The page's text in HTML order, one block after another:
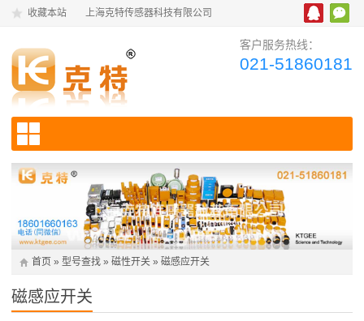
收藏本站 上海克特传感器科技有限公司
客户服务热线：
021-51860181
首页 » 型号查找 » 磁性开关 » 磁感应开关
磁感应开关